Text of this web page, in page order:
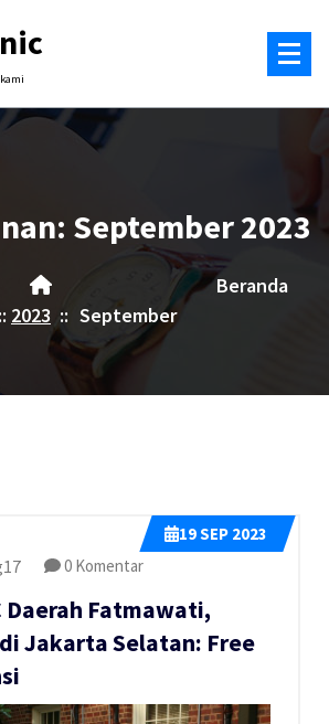
September 2023
Beranda
:: 2023 :: September
19SEP 2023
0 Komentar
Daerah Fatmawati,
Jakarta Selatan: Free